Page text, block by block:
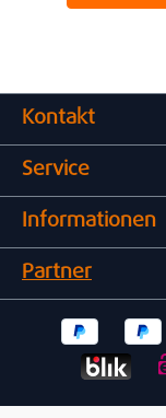
Kontakt
Service
Informationen
Partner